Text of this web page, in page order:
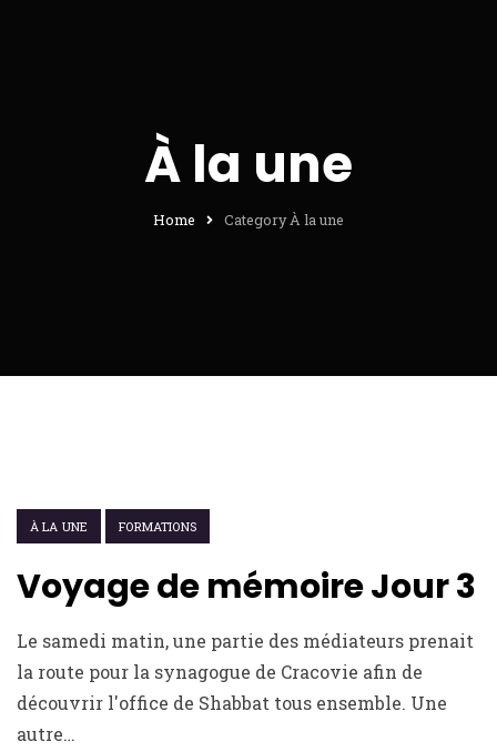
À la une
Home Category À la une
À LA UNE FORMATIONS
Voyage de mémoire Jour 3
Le samedi matin, une partie des médiateurs prenait
la route pour la synagogue de Cracovie afin de
découvrir l'office de Shabbat tous ensemble. Une
autre…